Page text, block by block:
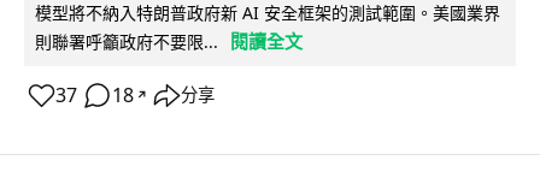
模型將不納入特朗普政府新 AI 安全框架的測試範圍。美國業界
則聯署呼籲政府不要限...
閱讀全文
37 18 ↗ 分享